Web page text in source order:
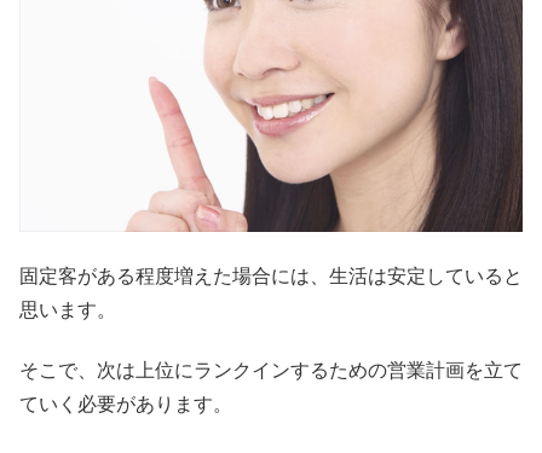
固定客がある程度増えた場合には、生活は安定していると
思います。
そこで、次は上位にランクインするための営業計画を立て
ていく必要があります。